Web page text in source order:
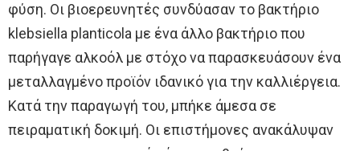
φύση. Οι βιοερευνητές συνδύασαν το βακτήριο
klebsiella planticola με ένα άλλο βακτήριο που
παρήγαγε αλκοόλ με στόχο να παρασκευάσουν ένα
μεταλλαγμένο προϊόν ιδανικό για την καλλιέργεια.
Κατά την παραγωγή του, μπήκε άμεσα σε
πειραματική δοκιμή. Οι επιστήμονες ανακάλυψαν